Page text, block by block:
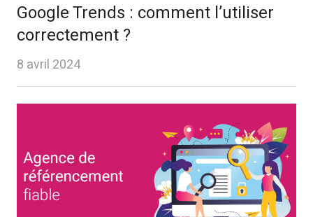
Google Trends : comment l’utiliser
correctement ?
8 avril 2024